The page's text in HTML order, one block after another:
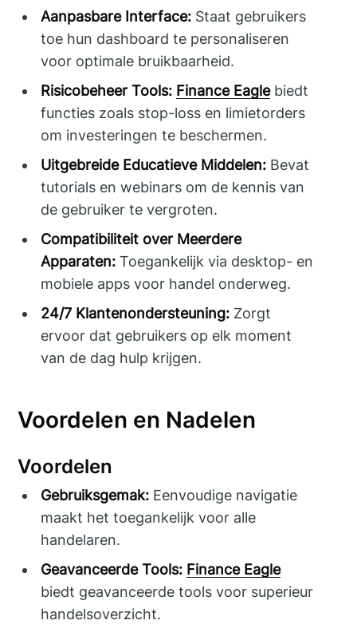
Aanpasbare Interface: Staat gebruikers
toe hun dashboard te personaliseren
voor optimale bruikbaarheid.
Risicobeheer Tools: Finance Eaglebiedt
functies zoals stop-loss en limietorders
om investeringen te beschermen.
Uitgebreide Educatieve Middelen: Bevat
tutorials en webinars om de kennis van
de gebruiker te vergroten.
Compatibiliteit over Meerdere
Apparaten: Toegankelijk via desktop- en
mobiele apps voor handel onderweg.
24/7 Klantenondersteuning: Zorgt
ervoor dat gebruikers op elk moment
van de dag hulp krijgen.
Voordelen en Nadelen
Voordelen
Gebruiksgemak: Eenvoudige navigatie
maakt het toegankelijk voor alle
handelaren.
Geavanceerde Tools: Finance Eagle
biedt geavanceerde tools voor superieur
handelsoverzicht.